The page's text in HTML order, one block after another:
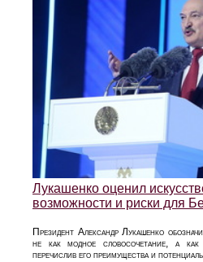
Лукашенко оценил
возможности и риски для
Президент Александр Лукашенко
не как модное словосочетание, а как
перечислив его преимущества и